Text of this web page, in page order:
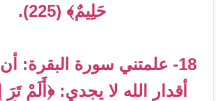
حَلِيمٌ﴾ (225).
18- علمتني سورة البقرة:
أقدار الله لا يجدي: ﴿أَلَمْ